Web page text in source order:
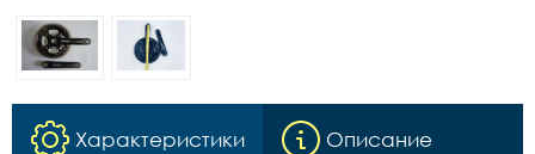
Характеристики Описание